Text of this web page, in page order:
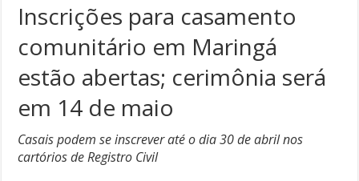
Inscrições para casamento
comunitário em Maringá
estão abertas; cerimônia será
em 14 de maio
Casais podem se inscrever até o dia 30 de abril nos
cartórios de Registro Civil